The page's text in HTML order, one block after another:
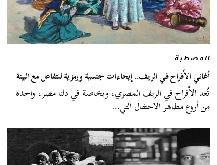
المصطبة
أغاني الأفراح في الريف.. إيحاءات جنسية ورمزية للتفاعل مع البيئة
تُعد الأفراح في الريف المصري، وبخاصة في دلتا مصر، واحدة
من أروع مظاهر الاحتفال التي…